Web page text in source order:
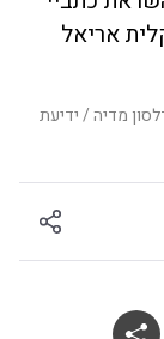
אריאל
מדיה / ידיעת